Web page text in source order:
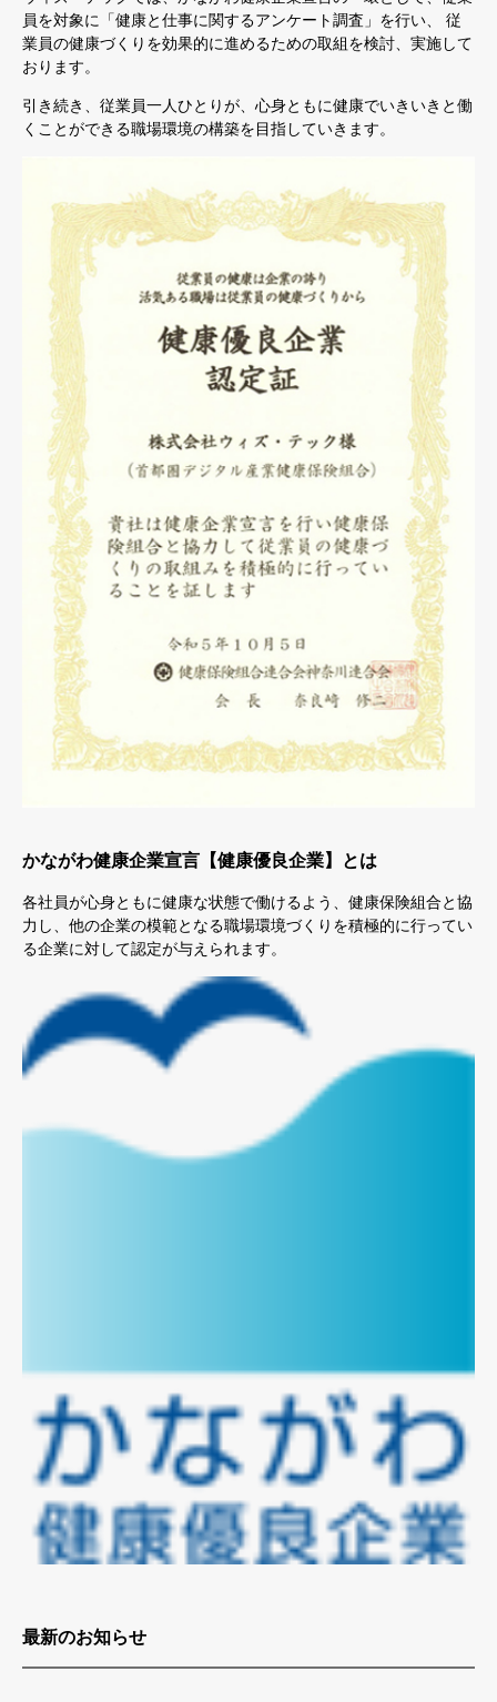
最新のお知らせ
員を対象に「健康と仕事に関するアンケート調査」を行い、 従
業員の健康づくりを効果的に進めるための取組を検討、実施して
おります。
引き続き、従業員一人ひとりが、心身ともに健康でいきいきと働
くことができる職場環境の構築を目指していきます。
かながわ健康企業宣言【健康優良企業】とは
各社員が心身ともに健康な状態で働けるよう、健康保険組合と協
力し、他の企業の模範となる職場環境づくりを積極的に行ってい
る企業に対して認定が与えられます。